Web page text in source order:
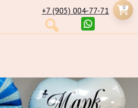
0
+7 (905) 004-77-71